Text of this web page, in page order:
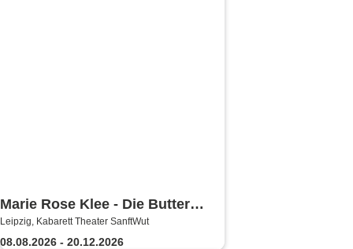
Marie Rose Klee - Die Butter
steht wirklich im Kühlschrank!
Leipzig, Kabarett Theater SanftWut
08.08.2026 - 20.12.2026